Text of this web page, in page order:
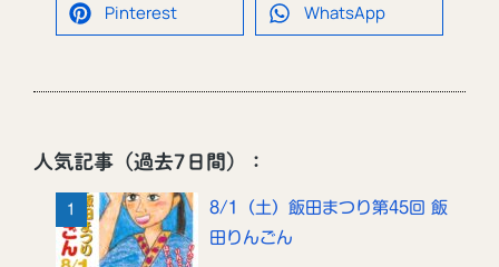
Pinterest WhatsApp
人気記事（過去7日間）：
8/1（土）飯田まつり第45回 飯
田りんごん